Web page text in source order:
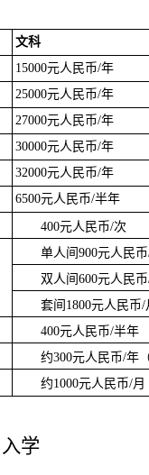
文科
15000元人民币/年
25000元人民币/年
27000元人民币/年
30000元人民币/年
32000元人民币/年
6500元人民币/半年
400元人民币/次
单人间900元人民
双人间600元人民
套间1800元人民币/
400元人民币/半年
约300元人民币/年
约1000元人民币/月
入学